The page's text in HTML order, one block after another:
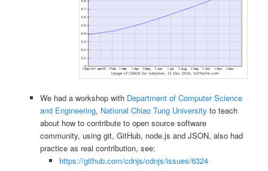
We had a workshop with Department of Computer Science
and Engineering, National Chiao Tung University to teach
about how to contribute to open source software
community, using git, GitHub, node.js and JSON, also had
practice as real contribution, see:
https://github.com/cdnjs/cdnjs/issues/6324